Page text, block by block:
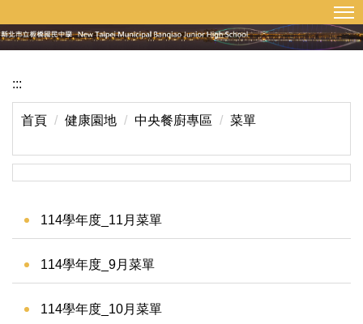
到
主
內
網站導覽
:::
首頁 健康園地 中央餐廚專區 菜單
114學年度_11月菜單
114學年度_9月菜單
114學年度_10月菜單